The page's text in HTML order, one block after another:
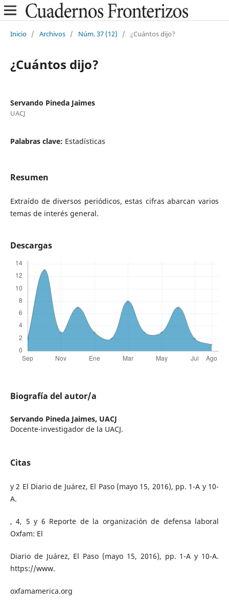
Inicio / Archivos / Núm. 37 (12) / ¿Cuántos dijo?
¿Cuántos dijo?
Servando Pineda Jaimes
UACJ
Palabras clave: Estadísticas
Resumen
Extraído de diversos periódicos, estas cifras abarcan varios
temas de interés general.
Descargas
Biografía del autor/a
Servando Pineda Jaimes, UACJ
Docente-investigador de la UACJ.
Citas
y 2 El Diario de Juárez, El Paso (mayo 15, 2016), pp. 1-A y 10-
A.
, 4, 5 y 6 Reporte de la organización de defensa laboral
Oxfam: El
Diario de Juárez, El Paso (mayo 15, 2016), pp. 1-A y 10-A.
https://www.
oxfamamerica.org